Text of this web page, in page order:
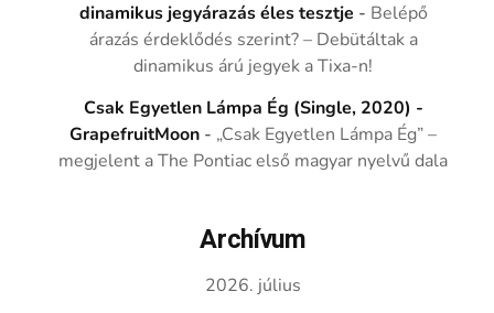
dinamikus jegyárazás éles tesztje - Belépő
árazás érdeklődés szerint? – Debütáltak a
dinamikus árú jegyek a Tixa-n!
Csak Egyetlen Lámpa Ég (Single, 2020) -
GrapefruitMoon - „Csak Egyetlen Lámpa Ég” –
megjelent a The Pontiac első magyar nyelvű dala
Archívum
2026. július